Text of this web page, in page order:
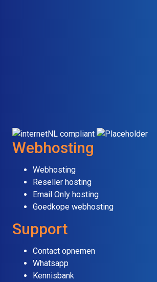
Webhosting
Webhosting
Reseller hosting
Email Only hosting
Goedkope webhosting
Support
Contact opnemen
Whatsapp
Kennisbank